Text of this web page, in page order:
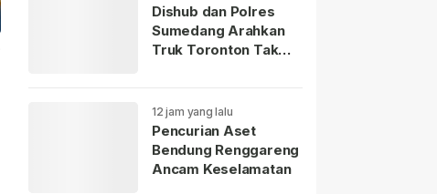
Dishub dan Polres
Sumedang Arahkan
Truk Toronton Tak
12 jam yang lalu
Pencurian Aset
Bendung Renggareng
Ancam Keselamatan